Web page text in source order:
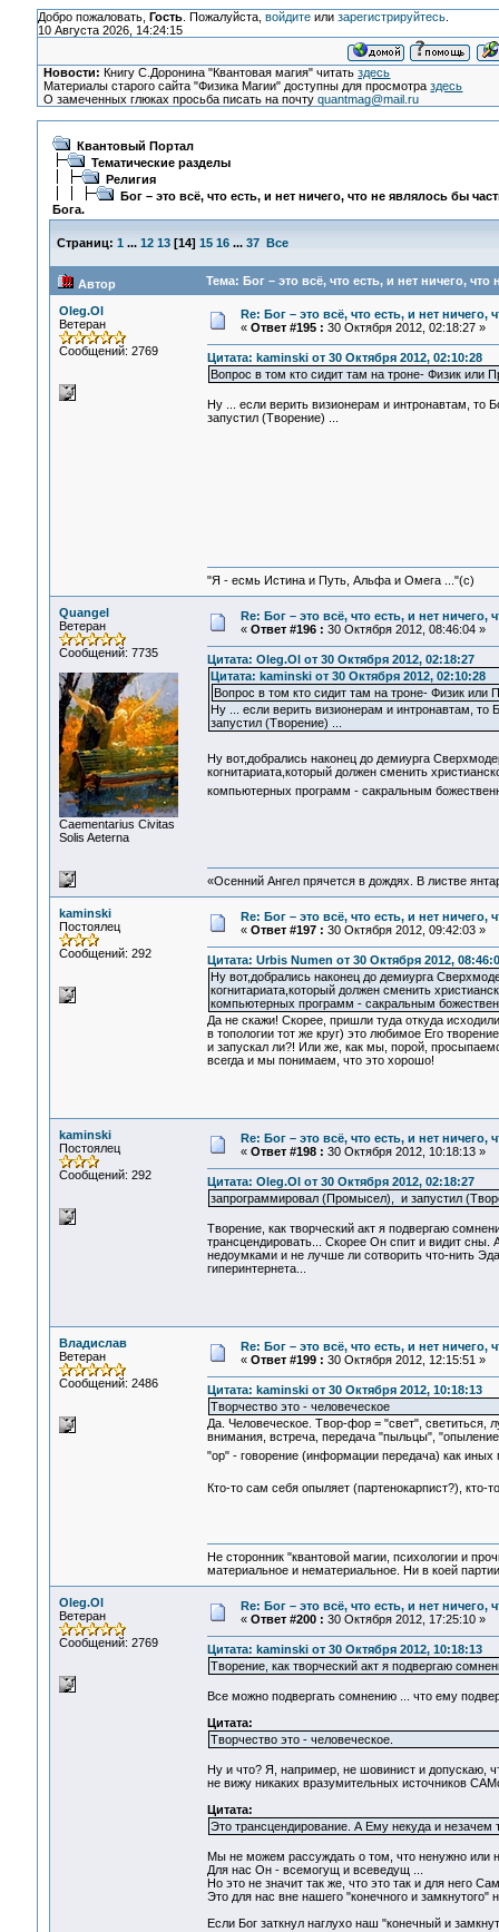
Добро пожаловать, Гость. Пожалуйста, войдитеили зарегистрируйтесь.
10 Августа 2026, 14:24:15
Новости: Книгу С.Доронина "Квантовая магия" читатьздесь
Материалы старого сайта "Физика Магии" доступны для просмотраздесь
О замеченных глюках просьба писать на почтуquantmag@mail.ru
Квантовый Портал
Тематические разделы
Религия
Бог – это всё, что есть, и нет ничего, что не являлось бы
Бога.
Страниц: 1 ... 12 13[14] 15 16 ... 37 Все
Автор Тема: Бог – это всё, что есть, и нет ничего,
Oleg.Ol
Ветеран
Сообщений: 2769
Re: Бог – это всё, что есть, и нет
« Ответ #195 : 30 Октября 2012, 02:18:27 »
Цитата: kaminski от 30 Октября 2012, 02:10:28
Вопрос в том кто сидит там на троне- Физик или
Ну ... если верить визионерам и интронавтам,
запустил (Творение) ...
"Я - есмь Истина и Путь, Альфа и Омега ..."(с)
Quangel
Ветеран
Сообщений: 7735
Сaementarius Civitas
Solis Aeterna
Re: Бог – это всё, что есть, и нет
« Ответ #196 : 30 Октября 2012, 08:46:04 »
Цитата: Oleg.Ol от 30 Октября 2012, 02:18:27
Цитата: kaminski от 30 Октября 2012, 02:10:28
Вопрос в том кто сидит там на троне- Физик или
Ну ... если верить визионерам и интронавтам,
запустил (Творение) ...
Ну вот,добрались наконец до демиурга
когнитариата,который должен сменить
компьютерных программ - сакральным
«Осенний Ангел прячется в дождях. В листве
kaminski
Постоялец
Сообщений: 292
Re: Бог – это всё, что есть, и нет
« Ответ #197 : 30 Октября 2012, 09:42:03 »
Цитата: Urbis Numen от 30 Октября 2012,
Ну вот,добрались наконец до демиурга
когнитариата,который должен сменить
компьютерных программ - сакральным
Да не скажи! Скорее, пришли туда откуда
в топологии тот же круг) это любимое Его
и запускал ли?! Или же, как мы, порой,
всегда и мы понимаем, что это хорошо!
kaminski
Постоялец
Сообщений: 292
Re: Бог – это всё, что есть, и нет
« Ответ #198 : 30 Октября 2012, 10:18:13 »
Цитата: Oleg.Ol от 30 Октября 2012, 02:18:27
запрограммировал (Промысел), и запустил
Творение, как творческий акт я подвергаю
трансцендировать... Скорее Он спит и видит сны.
недоумками и не лучше ли сотворить что-нить
гиперинтернета...
Владислав
Ветеран
Сообщений: 2486
Re: Бог – это всё, что есть, и нет
« Ответ #199 : 30 Октября 2012, 12:15:51 »
Цитата: kaminski от 30 Октября 2012, 10:18:13
Творчество это - человеческое
Да. Человеческое. Твор-фор = "свет", светиться,
внимания, встреча, передача "пыльцы",
"ор" - говорение (информации передача) как
Кто-то сам себя опыляет (партенокарпист?), кто-
Не сторонник "квантовой магии, психологии и
материальное и нематериальное. Ни в коей
Oleg.Ol
Ветеран
Сообщений: 2769
Re: Бог – это всё, что есть, и нет
« Ответ #200 : 30 Октября 2012, 17:25:10 »
Цитата: kaminski от 30 Октября 2012, 10:18:13
Творение, как творческий акт я подвергаю
Все можно подвергать сомнению ... что ему
Цитата:
Творчество это - человеческое.
Ну и что? Я, например, не шовинист и допускаю,
не вижу никаких вразумительных источников
Цитата:
Это трансцендирование. А Ему некуда и незачем
Мы не можем рассуждать о том, что ненужно или
Для нас Он - всемогущ и всеведущ ...
Но это не значит так же, что это так и для него
Это для нас вне нашего "конечного и замкнутого"
Если Бог заткнул наглухо наш "конечный и